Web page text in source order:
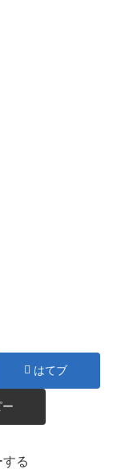
はてブ
ー
る